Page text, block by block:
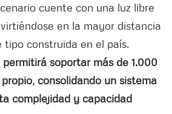
cuente con una luz libre
en la mayor distancia
construida en el país.
permitirá soportar más de 1.000
consolidando un sistema
complejidad y capacidad